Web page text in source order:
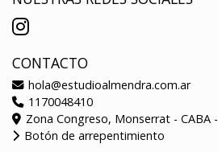
CONTACTO
hola@estudioalmendra.com.ar
1170048410
Zona Congreso, Monserrat - CABA -
Botón de arrepentimiento